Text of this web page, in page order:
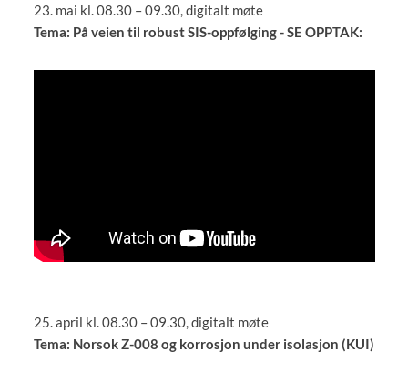
23. mai kl. 08.30 – 09.30, digitalt møte
Tema: På veien til robust SIS-oppfølging - SE OPPTAK:
25. april kl. 08.30 – 09.30, digitalt møte
Tema: Norsok Z-008 og korrosjon under isolasjon (KUI)